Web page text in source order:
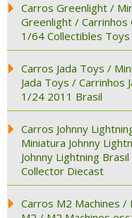
Carros Greenlight /
Greenlight / Carrinhos
1/64 Collectibles Toys
Carros Jada Toys /
Jada Toys / Carrinhos
1/24 2011 Brasil
Carros Johnny
Miniatura Johnny
Johnny Lightning
Collector Diecast
Carros M2 Machines /